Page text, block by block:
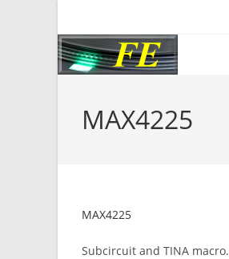
MAX4225
MAX4225
Subcircuit and TINA macro.